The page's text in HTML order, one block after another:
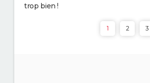
trop bien !
1 2 3